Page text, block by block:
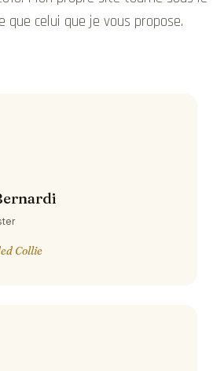
que celui que je vous propose.
Collie